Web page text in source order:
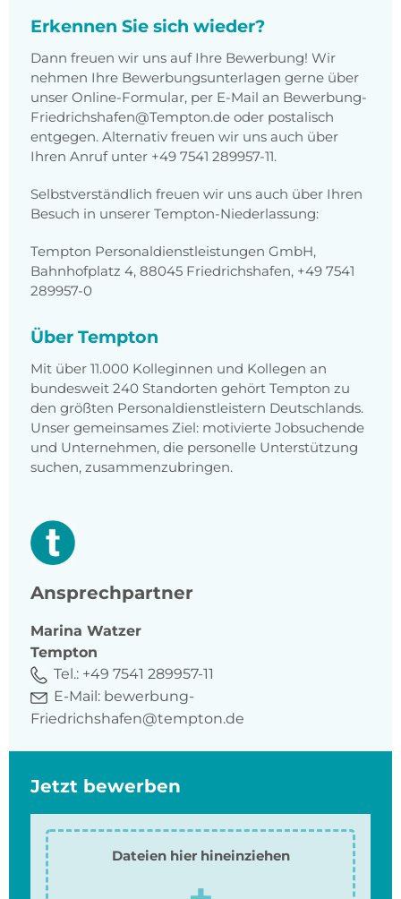
Erkennen Sie sich wieder?
Dann freuen wir uns auf Ihre Bewerbung! Wir
nehmen Ihre Bewerbungsunterlagen gerne über
unser Online-Formular, per E-Mail an Bewerbung-
Friedrichshafen@Tempton.de oder postalisch
entgegen. Alternativ freuen wir uns auch über
Ihren Anruf unter +49 7541 289957-11.
Selbstverständlich freuen wir uns auch über Ihren
Besuch in unserer Tempton-Niederlassung:
Tempton Personaldienstleistungen GmbH,
Bahnhofplatz 4, 88045 Friedrichshafen, +49 7541
289957-0
Über Tempton
Mit über 11.000 Kolleginnen und Kollegen an
bundesweit 240 Standorten gehört Tempton zu
den größten Personaldienstleistern Deutschlands.
Unser gemeinsames Ziel: motivierte Jobsuchende
und Unternehmen, die personelle Unterstützung
suchen, zusammenzubringen.
Ansprechpartner
Marina Watzer
Tempton
Tel.: +49 7541 289957-11
E-Mail: bewerbung-
Friedrichshafen@tempton.de
Jetzt bewerben
Dateien hier hineinziehen